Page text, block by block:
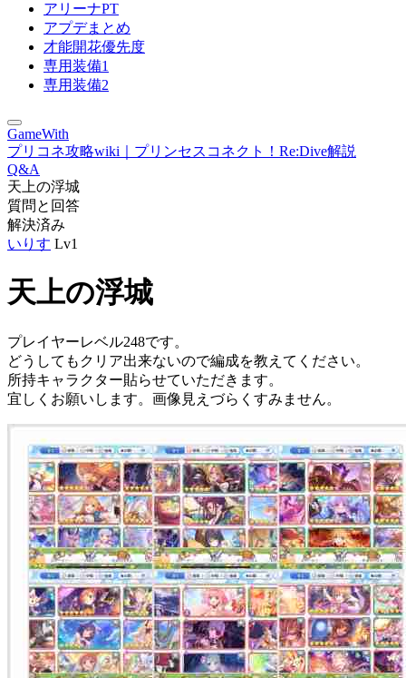
アリーナPT
アプデまとめ
才能開花優先度
専用装備1
専用装備2
GameWith
プリコネ攻略wiki｜プリンセスコネクト！Re:Dive解説
Q&A
天上の浮城
質問と回答
解決済み
いりす Lv1
天上の浮城
プレイヤーレベル248です。
どうしてもクリア出来ないので編成を教えてください。
所持キャラクター貼らせていただきます。
宜しくお願いします。画像見えづらくすみません。